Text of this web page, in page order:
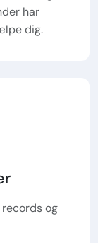
har
dig.
og